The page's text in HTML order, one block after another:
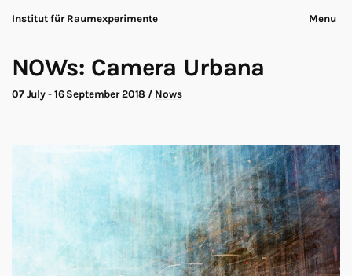
Menu
Institut für Raumexperimente
Collaboration
Exhibition
Now is always different
Privacy
Deutsch
Search
NOWs: Camera Urbana
07 July - 16 September 2018 / Nows